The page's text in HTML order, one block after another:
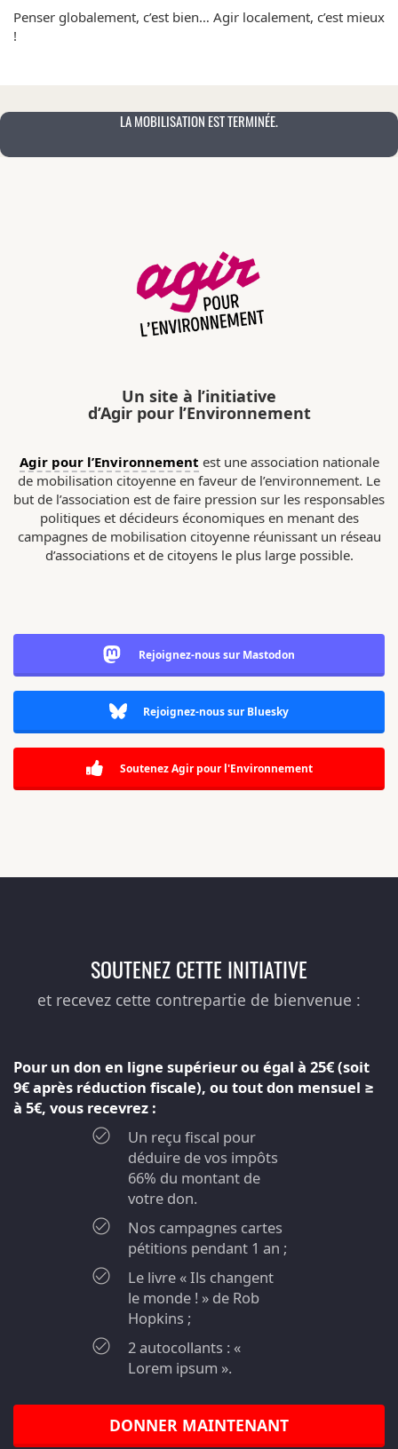
Penser globalement, c’est bien… Agir localement, c’est mieux
!
LA MOBILISATION EST TERMINÉE.
Un site à l’initiative
d’Agir pour l’Environnement
Agir pour l’Environnement est une association nationale
de mobilisation citoyenne en faveur de l’environnement. Le
but de l’association est de faire pression sur les responsables
politiques et décideurs économiques en menant des
campagnes de mobilisation citoyenne réunissant un réseau
d’associations et de citoyens le plus large possible.
Rejoignez-nous sur Mastodon
Rejoignez-nous sur Bluesky
Soutenez Agir pour l'Environnement
SOUTENEZ CETTE INITIATIVE
et recevez cette contrepartie de bienvenue :
Pour un don en ligne supérieur ou égal à 25€ (soit
9€ après réduction fiscale), ou tout don mensuel ≥
à 5€, vous recevrez :
Un reçu fiscal pour
déduire de vos impôts
66% du montant de
votre don.
Nos campagnes cartes
pétitions pendant 1 an ;
Le livre « Ils changent
le monde ! » de Rob
Hopkins ;
2 autocollants : «
Lorem ipsum ».
DONNER MAINTENANT